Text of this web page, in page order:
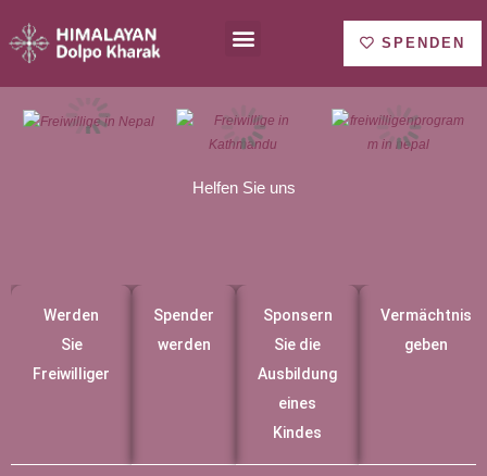
Inhalt
Menu SPENDEN
Helfen Sie uns
Werden
Sie
Freiwilliger
Spender
werden
Sponsern
Sie die
Ausbildung
eines
Kindes
Vermächtnis
geben